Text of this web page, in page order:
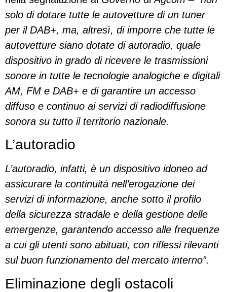
solo di dotare tutte le autovetture di un tuner
per il DAB+, ma, altresì, di imporre che tutte le
autovetture siano dotate di autoradio, quale
dispositivo in grado di ricevere le trasmissioni
sonore in tutte le tecnologie analogiche e digitali
AM, FM e DAB+ e di garantire un accesso
diffuso e continuo ai servizi di radiodiffusione
sonora su tutto il territorio nazionale.
L’autoradio
L’autoradio, infatti, è un dispositivo idoneo ad
assicurare la continuità nell’erogazione dei
servizi di informazione, anche sotto il profilo
della sicurezza stradale e della gestione delle
emergenze, garantendo accesso alle frequenze
a cui gli utenti sono abituati, con riflessi rilevanti
sul buon funzionamento del mercato interno”.
Eliminazione degli ostacoli